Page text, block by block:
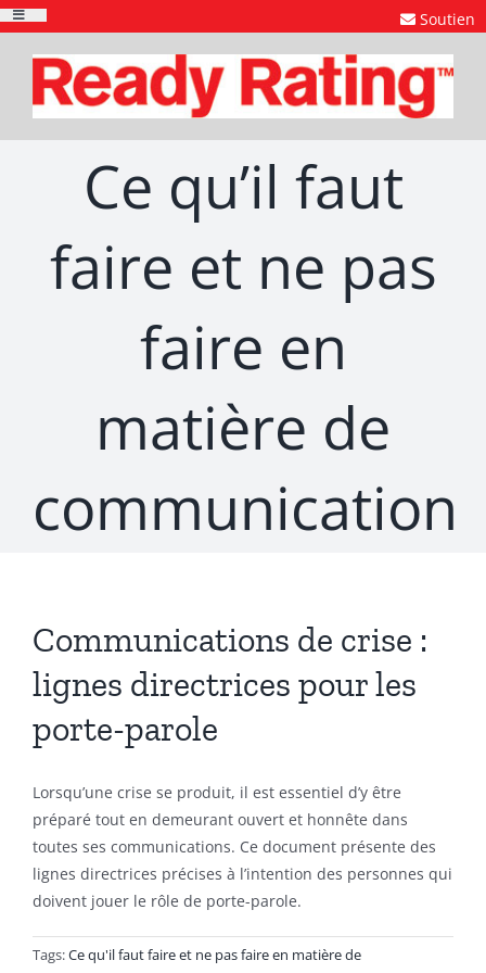
Skip
to
content
Toggle
Soutien
Ce qu’il faut
faire et ne pas
faire en
matière de
communication
Communications de crise :
lignes directrices pour les
porte-parole
Lorsqu’une crise se produit, il est essentiel d’y être
préparé tout en demeurant ouvert et honnête dans
toutes ses communications. Ce document présente des
lignes directrices précises à l’intention des personnes qui
doivent jouer le rôle de porte-parole.
Tags:Ce qu'il faut faire et ne pas faire en matière de